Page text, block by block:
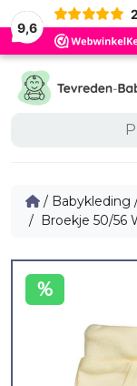
9,6
/ Babykleding
/ Broekje 50/56
%